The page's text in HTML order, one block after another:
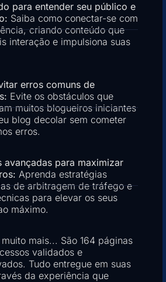
para entender seu público e
Saiba como conectar-se com
criando conteúdo que
interação e impulsiona suas
erros comuns de
Evite os obstáculos que
muitos blogueiros iniciantes
blog decolar sem cometer
erros.
avançadas para maximizar
Aprenda estratégias
de arbitragem de tráfego e
para elevar os seus
máximo.
mais... São 164 páginas
validados e
Tudo entregue em suas
da experiência que